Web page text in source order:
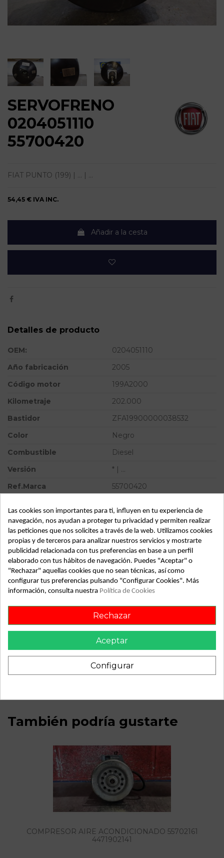
SERVOFRENO
0204051110
55700420
FIAT PUNTO (199) | ... | ...
54,45 € IVA INC.
Añadir a la cesta
Detalles de producto
OEM:
0204051110
Año fabricación
2005
Código motor
199A2000
Kilometraje
202.000
Bastidor
ZFA19900000038532
Color
Negro
Combustible
Diesel
Versión
* | ...
Ref.Marca
55700420
Tipo vehículo
Turismo
Almacén
49349
SubAlmacén
374
SubSubAlmacén
100029559
ID: 813824
Fecha disponible: 2022-05-31
Recambio de servofreno para fiat punto (199) | ... | ...
referencia OEM IAM 0204051110 55700420
También podría gustarte
COMPRESOR AIRE ACONDICIONADO 55702161
4471902141
Las cookies son importantes para ti, influyen en tu experiencia de
navegación, nos ayudan a proteger tu privacidad y permiten realizar
las peticiones que nos solicites a través de la web. Utilizamos cookies
propias y de terceros para analizar nuestros servicios y mostrarte
publicidad relacionada con tus preferencias en base a un perfil
elaborado con tus hábitos de navegación. Puedes "Aceptar" o
"Rechazar" aquellas cookies que no sean técnicas, así como
configurar tus preferencias pulsando "Configurar Cookies". Más
información, consulta nuestra Política de Cookies
Rechazar
Aceptar
Configurar